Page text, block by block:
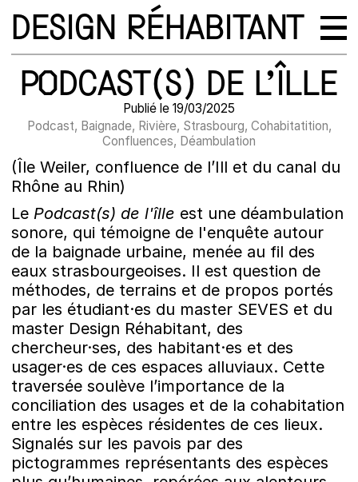
DESIGN RÉHABITANT
PODCAST(S) DE L’ÎLLE
Publié le 19/03/2025
Podcast, Baignade, Rivière, Strasbourg, Cohabitatition,
Confluences, Déambulation
(Île Weiler, confluence de l’Ill et du canal du
Rhône au Rhin)
Le Podcast(s) de l'îlle est une déambulation
sonore, qui témoigne de l'enquête autour
de la baignade urbaine, menée au fil des
eaux strasbourgeoises. Il est question de
méthodes, de terrains et de propos portés
par les étudiant·es du master SEVES et du
master Design Réhabitant, des
chercheur·ses, des habitant·es et des
usager·es de ces espaces alluviaux. Cette
traversée soulève l’importance de la
conciliation des usages et de la cohabitation
entre les espèces résidentes de ces lieux.
Signalés sur les pavois par des
pictogrammes représentants des espèces